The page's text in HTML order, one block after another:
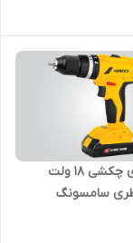
دریل شارژی چکشی 18 ولت
سامسونگ